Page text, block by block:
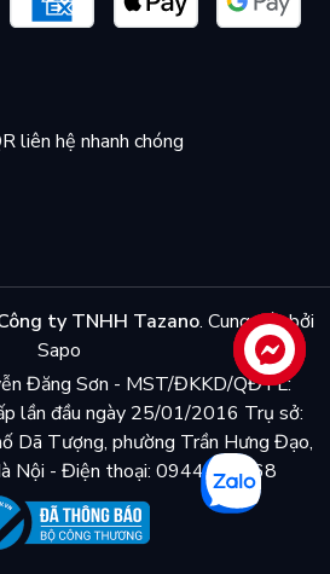
liên hệ nhanh chóng
ty TNHH Tazano. Cung cấp bởi
Sapo
Đăng Sơn - MST/ĐKKD/QĐTL:
lần đầu ngày 25/01/2016 Trụ sở:
Dã Tượng, phường Trần Hưng Đạo,
Nội - Điện thoại: 0944048868
Liên hệ